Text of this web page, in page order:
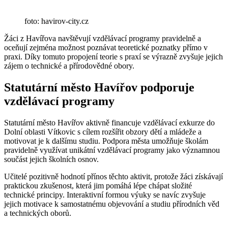
foto: havirov-city.cz
Žáci z Havířova navštěvují vzdělávací programy pravidelně a
oceňují zejména možnost poznávat teoretické poznatky přímo v
praxi. Díky tomuto propojení teorie s praxí se výrazně zvyšuje jejich
zájem o technické a přírodovědné obory.
Statutární město Havířov podporuje
vzdělávací programy
Statutární město Havířov aktivně financuje vzdělávací exkurze do
Dolní oblasti Vítkovic s cílem rozšířit obzory dětí a mládeže a
motivovat je k dalšímu studiu. Podpora města umožňuje školám
pravidelně využívat unikátní vzdělávací programy jako významnou
součást jejich školních osnov.
Učitelé pozitivně hodnotí přínos těchto aktivit, protože žáci získávají
praktickou zkušenost, která jim pomáhá lépe chápat složité
technické principy. Interaktivní formou výuky se navíc zvyšuje
jejich motivace k samostatnému objevování a studiu přírodních věd
a technických oborů.